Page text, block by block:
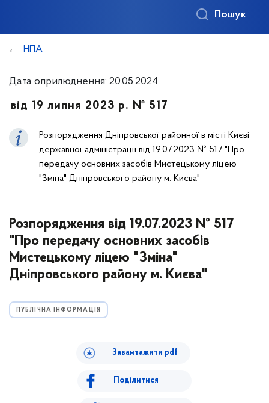
Пошук
НПА
Дата оприлюднення: 20.05.2024
від 19 липня 2023 р. № 517
Розпорядження Дніпровської районної в місті Києві
державної адміністрації від 19.07.2023 № 517 "Про
передачу основних засобів Мистецькому ліцею
"Зміна" Дніпровського району м. Києва"
Розпорядження від 19.07.2023 № 517
"Про передачу основних засобів
Мистецькому ліцею "Зміна"
Дніпровського району м. Києва"
ПУБЛІЧНА ІНФОРМАЦІЯ
Завантажити pdf
Поділитися